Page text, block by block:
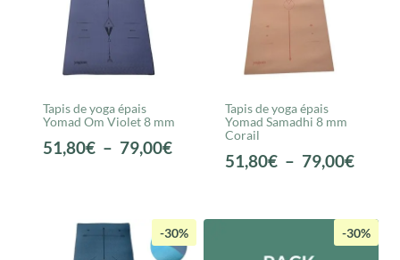
Tapis de yoga épais
Yomad Om Violet 8 mm
51,80€ – 79,00€Plage
51,80€
à
Tapis de yoga épais
Yomad Samadhi 8 mm
Corail
51,80€ – 79,00€Plage
-30% -30%